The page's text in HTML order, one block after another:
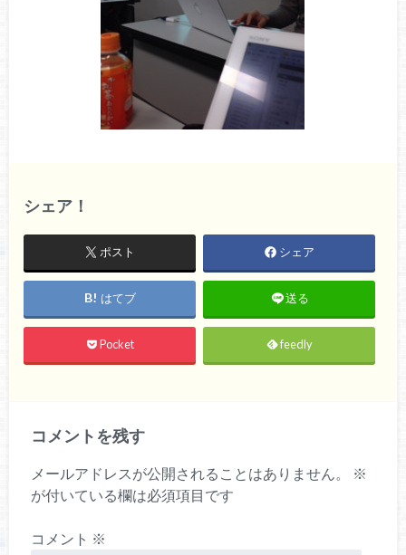
シェア！
ポスト シェア
はてブ 送る
Pocket feedly
コメントを残す
メールアドレスが公開されることはありません。
※
が付いている欄は必須項目です
コメント ※